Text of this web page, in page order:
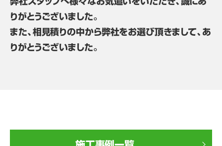
りがとうございました。
また、相見積りの中から弊社をお選び頂きまして、あ
りがとうございました。